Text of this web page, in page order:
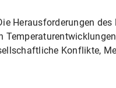
Herausforderungen
Konflikte,